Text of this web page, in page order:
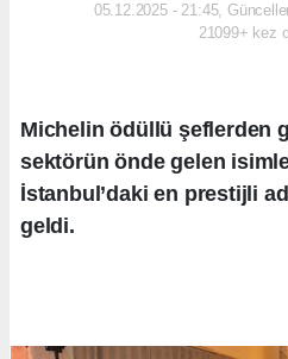
05.12.2025 - 21:45,
21099+ kez
Michelin ödüllü şeflerden
sektörün önde gelen
İstanbul’daki en prestijli
geldi.